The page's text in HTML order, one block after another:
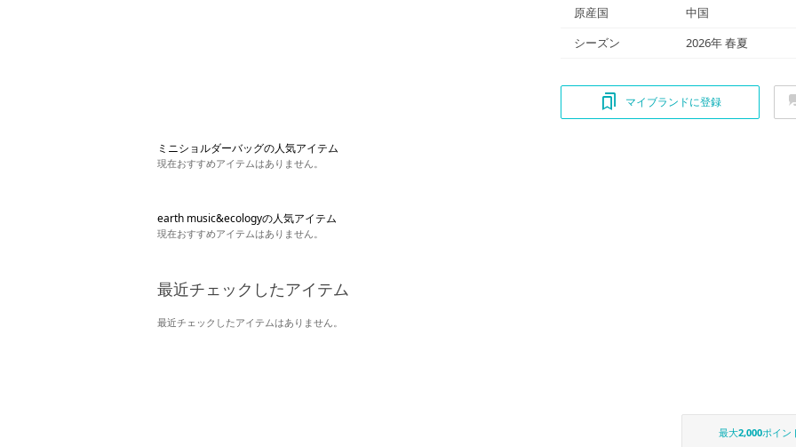
原産国
中国
シーズン
2026年 春夏
マイブランドに登録
ミニショルダーバッグの人気アイテム
現在おすすめアイテムはありません。
earth music&ecologyの人気アイテム
現在おすすめアイテムはありません。
最近チェックしたアイテム
最近チェックしたアイテムはありません。
最大2,000ポイン